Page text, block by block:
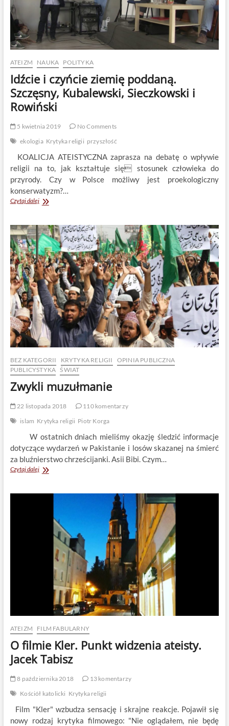
ATEIZM NAUKA POLITYKA
Idźcie i czyńcie ziemię poddaną.
Szczęsny, Kubalewski, Sieczkowski i
Rowiński
5 kwietnia 2019
No Comments
ekologia Krytyka religii przyszłość
KOALICJA ATEISTYCZNA zaprasza na debatę o wpływie
religii na to, jak kształtuje się stosunek człowieka do
przyrody. Czy w Polsce możliwy jest proekologiczny
konserwatyzm?…
Czytaj dalejIdźcie
ziemię
poddaną.
Szczęsny,
Kubalewski,
Sieczkowski
i
Rowiński
BEZ KATEGORII KRYTYKA RELIGII
OPINIA PUBLICZNA
PUBLICYSTYKA ŚWIAT
Zwykli muzułmanie
22 listopada 2018
110 komentarzy
islam Krytyka religii Piotr Korga
W ostatnich dniach mieliśmy okazję śledzić informacje
dotyczące wydarzeń w Pakistanie i losów skazanej na śmierć
za bluźnierstwo chrześcijanki. Asii Bibi. Czym…
Czytaj dalejZwykli
ATEIZM FILM FABULARNY
O filmie Kler. Punkt widzenia ateisty.
Jacek Tabisz
8 października 2018
13 komentarzy
Kościół katolicki Krytyka religii
Film "Kler" wzbudza sensację i skrajne reakcje. Pojawił się
nowy rodzaj krytyka filmowego: "Nie oglądałem, nie będę